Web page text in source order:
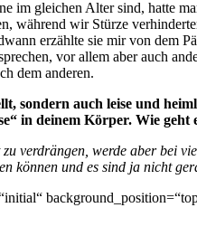
gleichen Alter sind, hatte
während wir Stürze
erzählte sie mir von dem
vor allem aber auch
dem anderen.
auch leise und
in deinem Körper. Wie geht
verdrängen, werde aber bei
können und es sind ja nicht